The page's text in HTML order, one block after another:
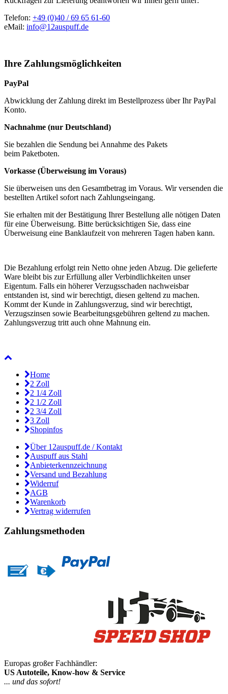
Telefon: +49 (0)40 / 69 65 61-60
eMail: info@12auspuff.de
Ihre Zahlungsmöglichkeiten
PayPal
Abwicklung der Zahlung direkt im Bestellprozess über Ihr PayPal
Konto.
Nachnahme (nur Deutschland)
Sie bezahlen die Sendung bei Annahme des Pakets
beim Paketboten.
Vorkasse (Überweisung im Voraus)
Sie überweisen uns den Gesamtbetrag im Voraus. Wir versenden die
bestellten Artikel sofort nach Zahlungseingang.
Sie erhalten mit der Bestätigung Ihrer Bestellung alle nötigen Daten
für eine Überweisung. Bitte berücksichtigen Sie, dass eine
Überweisung eine Banklaufzeit von mehreren Tagen haben kann.
Die Bezahlung erfolgt rein Netto ohne jeden Abzug. Die gelieferte
Ware bleibt bis zur Erfüllung aller Verbindlichkeiten unser
Eigentum. Falls ein höherer Verzugsschaden nachweisbar
entstanden ist, sind wir berechtigt, diesen geltend zu machen.
Kommt der Kunde in Zahlungsverzug, sind wir berechtigt,
Verzugszinsen sowie Bearbeitungsgebühren geltend zu machen.
Zahlungsverzug tritt auch ohne Mahnung ein.
Home
2 Zoll
2 1/4 Zoll
2 1/2 Zoll
2 3/4 Zoll
3 Zoll
Shopinfos
Über 12auspuff.de / Kontakt
Auspuff aus Stahl
Anbieterkennzeichnung
Versand und Bezahlung
Widerruf
AGB
Warenkorb
Vertrag widerrufen
Zahlungsmethoden
Europas großer Fachhändler:
US Autoteile, Know-how & Service
... und das sofort!